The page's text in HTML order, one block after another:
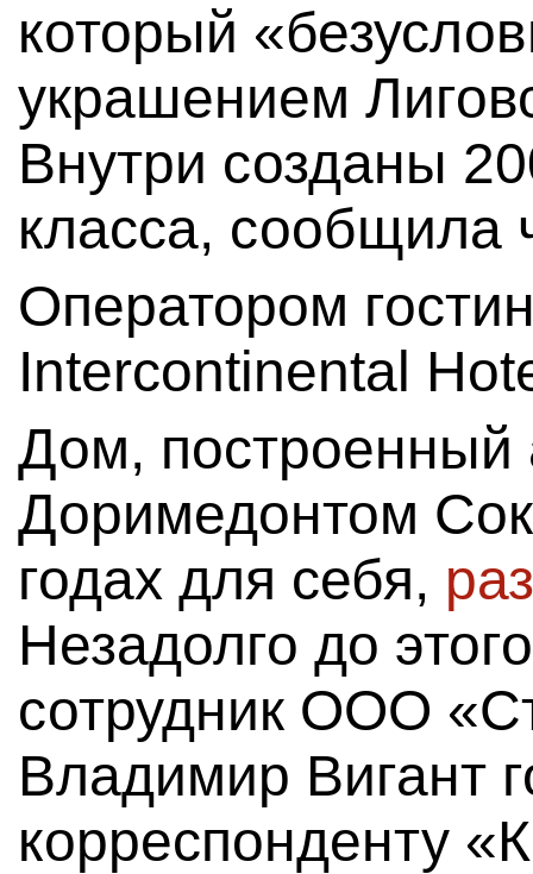
который
украшением
Внутри созданы
класса, сообщила
Оператором
Intercontinental
Дом, построенный
Доримедонтом
годах для себя,
Незадолго до
сотрудник ООО
Владимир Вигант
корреспонденту